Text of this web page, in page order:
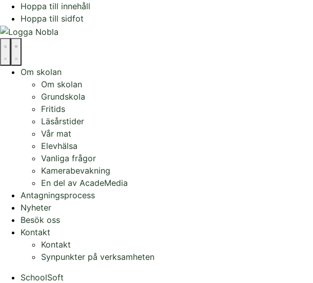
Hoppa till innehåll
Hoppa till sidfot
Om skolan
Om skolan
Grundskola
Fritids
Läsårstider
Vår mat
Elevhälsa
Vanliga frågor
Kamerabevakning
En del av AcadeMedia
Antagningsprocess
Nyheter
Besök oss
Kontakt
Kontakt
Synpunkter på verksamheten
SchoolSoft